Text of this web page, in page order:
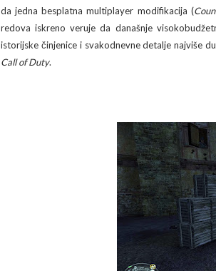
da jedna besplatna multiplayer modifikacija (
redova iskreno veruje da današnje
istorijske činjenice i svakodnevne detalje najviše
Call of Duty.